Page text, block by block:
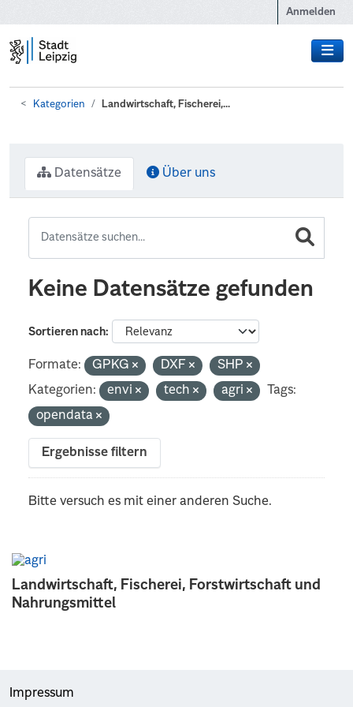
Anmelden
Kategorien Landwirtschaft, Fischerei,...
Landwirtschaft, Fischerei, Forstwirtschaft und
Nahrungsmittel
Datensätze Über uns
Keine Datensätze gefunden
Sortieren nach
Formate: GPKG DXF
SHP
Kategorien:
envi tech agri
Tags:
opendata
Ergebnisse filtern
Bitte versuch es mit einer anderen Suche.
Impressum